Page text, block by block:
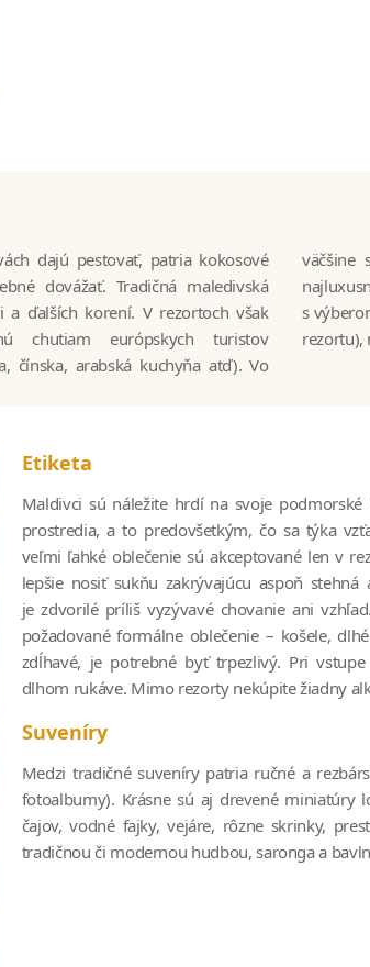
dajú pestovať, patria kokosové
dovážať. Tradičná maledivská
ďalších korení. V rezortoch však
chutiam európskych turistov
čínska, arabská kuchyňa atď). Vo
(zjete, čo a koľko chcete), v tých
a lá carte menu samozrejme
(rozmanitosť rastie s kvalitou
rezortu),
Etiketa
Maldivci sú náležite hrdí na svoje
prostredia, a to predovšetkým, čo sa týka
veľmi ľahké oblečenie sú akceptované len v
lepšie nosiť sukňu zakrývajúcu aspoň
je zdvorilé príliš vyzývavé chovanie ani
požadované formálne oblečenie – košele,
zdĺhavé, je potrebné byť trpezlivý. Pri
dlhom rukáve. Mimo rezorty nekúpite žiadny
Suveníry
Medzi tradičné suveníry patria ručné a
fotoalbumy). Krásne sú aj drevené miniatúry
čajov, vodné fajky, vejáre, rôzne skrinky,
tradičnou či modernou hudbou, saronga a